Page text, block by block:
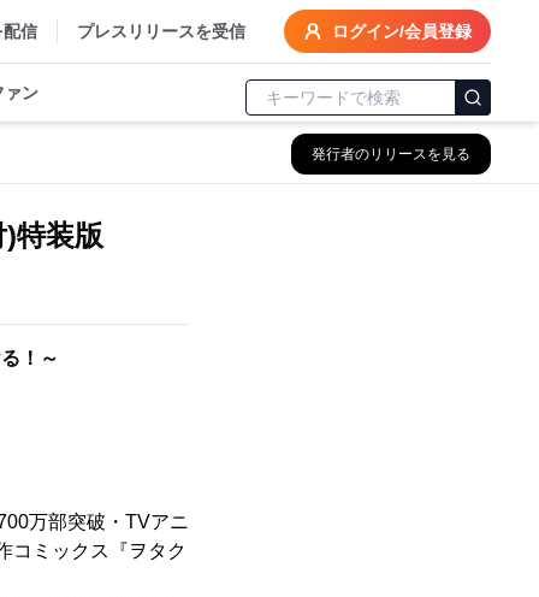
配信 プレスリリースを受信 ログイン/会員登録
ァン
発行者のリリースを見る
)特装版
！～
万部突破・TVアニ
コミックス『ヲタク